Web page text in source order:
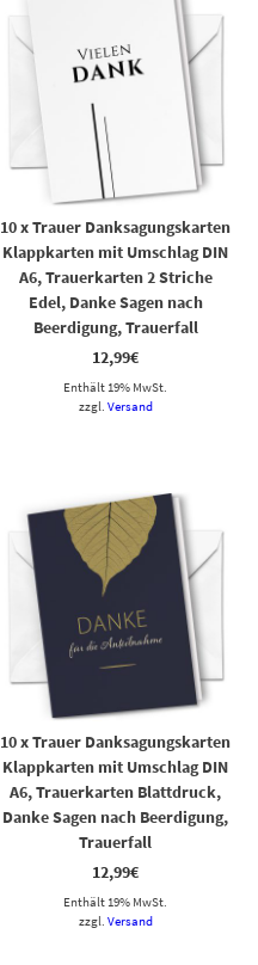
10 x Trauer Danksagungskarten
Klappkarten mit Umschlag DIN
A6, Trauerkarten 2 Striche
Edel, Danke Sagen nach
Beerdigung, Trauerfall
12,99€
Enthält 19% MwSt.
zzgl. Versand
10 x Trauer Danksagungskarten
Klappkarten mit Umschlag DIN
A6, Trauerkarten Blattdruck,
Danke Sagen nach Beerdigung,
Trauerfall
12,99€
Enthält 19% MwSt.
zzgl. Versand